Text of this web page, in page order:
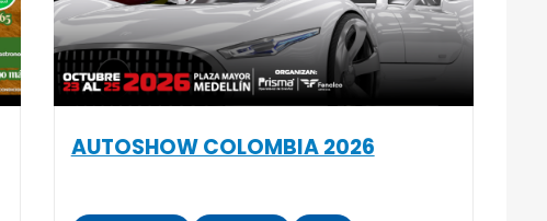
AUTOSHOW COLOMBIA 2026